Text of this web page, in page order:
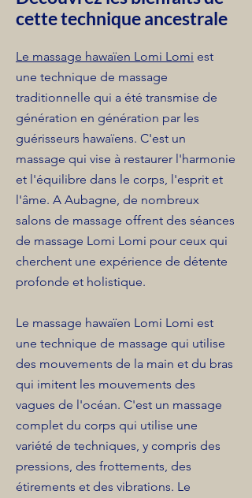
cette technique ancestrale
Le massage hawaïen Lomi Lomi est
une technique de massage
traditionnelle qui a été transmise de
génération en génération par les
guérisseurs hawaïens. C'est un
massage qui vise à restaurer l'harmonie
et l'équilibre dans le corps, l'esprit et
l'âme. A Aubagne, de nombreux
salons de massage offrent des séances
de massage Lomi Lomi pour ceux qui
cherchent une expérience de détente
profonde et holistique.
Le massage hawaïen Lomi Lomi est
une technique de massage qui utilise
des mouvements de la main et du bras
qui imitent les mouvements des
vagues de l'océan. C'est un massage
complet du corps qui utilise une
variété de techniques, y compris des
pressions, des frottements, des
étirements et des vibrations. Le